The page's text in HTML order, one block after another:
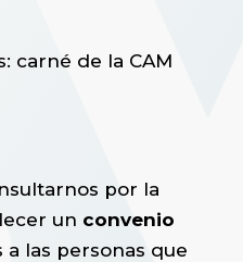
carné de la CAM
por la
un convenio
a las personas que